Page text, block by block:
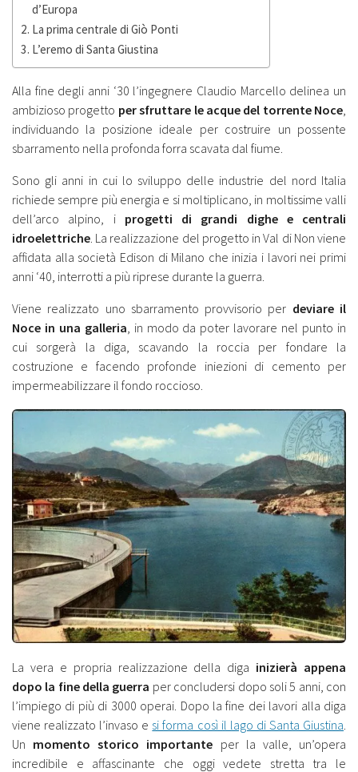
d’Europa
La prima centrale di Giò Ponti
L’eremo di Santa Giustina
Alla fine degli anni ‘30 l’ingegnere Claudio Marcello delinea un
ambizioso progetto per sfruttare le acque del torrente Noce,
individuando la posizione ideale per costruire un possente
sbarramento nella profonda forra scavata dal fiume.
Sono gli anni in cui lo sviluppo delle industrie del nord Italia
richiede sempre più energia e si moltiplicano, in moltissime valli
dell’arco alpino, i progetti di grandi dighe e centrali
idroelettriche. La realizzazione del progetto in Val di Non viene
affidata alla società Edison di Milano che inizia i lavori nei primi
anni ‘40, interrotti a più riprese durante la guerra.
Viene realizzato uno sbarramento provvisorio per deviare il
Noce in una galleria, in modo da poter lavorare nel punto in
cui sorgerà la diga, scavando la roccia per fondare la
costruzione e facendo profonde iniezioni di cemento per
impermeabilizzare il fondo roccioso.
La vera e propria realizzazione della diga inizierà appena
dopo la fine della guerra per concludersi dopo soli 5 anni, con
l’impiego di più di 3000 operai. Dopo la fine dei lavori alla diga
viene realizzato l’invaso e si forma così il lago di Santa Giustina
Un momento storico importante per la valle, un’opera
incredibile e affascinante che oggi vedete stretta tra le